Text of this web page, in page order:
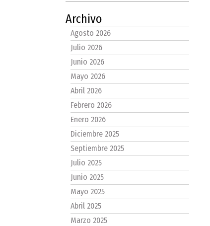
Archivo
Agosto 2026
Julio 2026
Junio 2026
Mayo 2026
Abril 2026
Febrero 2026
Enero 2026
Diciembre 2025
Septiembre 2025
Julio 2025
Junio 2025
Mayo 2025
Abril 2025
Marzo 2025